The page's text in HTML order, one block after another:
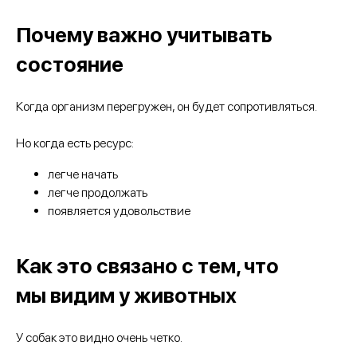
Почему важно учитывать
состояние
Когда организм перегружен, он будет сопротивляться.
Но когда есть ресурс:
легче начать
легче продолжать
появляется удовольствие
Как это связано с тем, что
мы видим у животных
У собак это видно очень четко.